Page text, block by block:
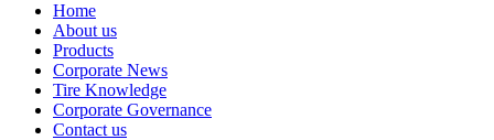
Home
About us
Products
Corporate News
Tire Knowledge
Corporate Governance
Contact us